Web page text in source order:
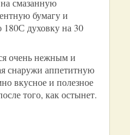
бумагу и
180С духовку на 30
очень нежным и
снаружи аппетитную
вкусное и полезное
того, как остынет.